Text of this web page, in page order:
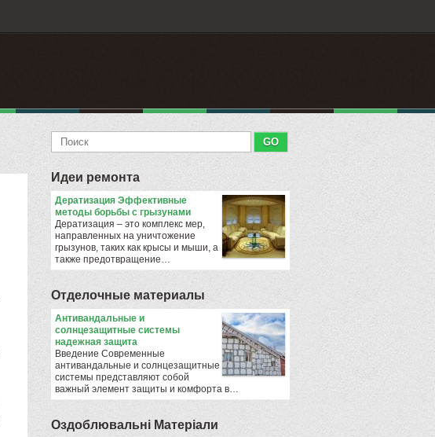
Идеи ремонта
Дератизация Эффективные
методы борьбы с грызунами
Дератизация – это комплекс мер,
направленных на уничтожение
грызунов, таких как крысы и мыши, а
также предотвращение…
Отделочные материалы
Антивандальные и
солнцезащитные системы
надежная защита
Введение Современные
антивандальные и солнцезащитные
системы представляют собой
важный элемент защиты и комфорта в…
Оздоблювальнi Матерiали